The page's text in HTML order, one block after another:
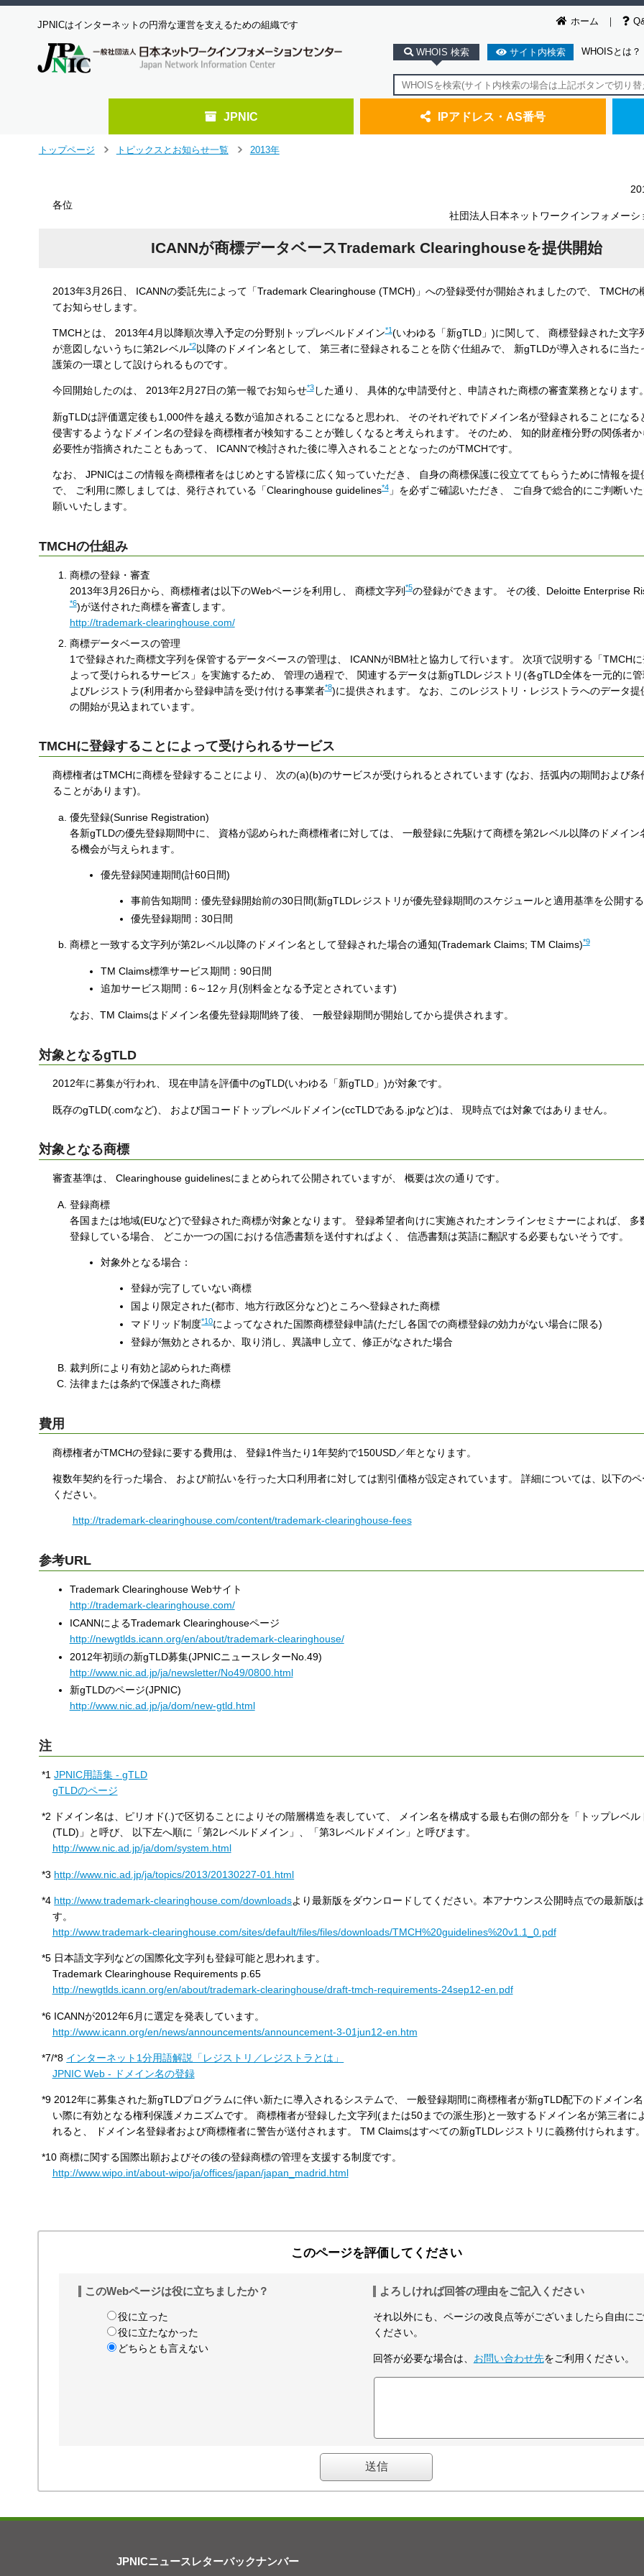
ホーム
JPNICはインターネットの円滑な運営を支えるための組織です
WHOIS 検索 サイト内検索 WHOISとは？
JPNIC IPアドレス・AS番号
トップページ
トピックスとお知らせ一覧
2013年
各位
社団法人日本ネットワークインフォメーシ
ICANNが商標データベースTrademark Clearinghouseを提供開始
2013年3月26日、 ICANNの委託先によって「Trademark Clearinghouse (TMCH)」への登録受付が開始されましたので、 TMCHの
てお知らせします。
TMCHとは、 2013年4月以降順次導入予定の分野別トップレベルドメイン*1(いわゆる「新gTLD」)に関して、 商標登録された文字
が意図しないうちに第2レベル*2以降のドメイン名として、 第三者に登録されることを防ぐ仕組みで、 新gTLDが導入されるに当た
護策の一環として設けられるものです。
今回開始したのは、 2013年2月27日の第一報でお知らせ*3した通り、 具体的な申請受付と、申請された商標の審査業務となります。
新gTLDは評価選定後も1,000件を越える数が追加されることになると思われ、 そのそれぞれでドメイン名が登録されることになる
侵害するようなドメイン名の登録を商標権者が検知することが難しくなると考えられます。 そのため、 知的財産権分野の関係者
必要性が指摘されたこともあって、 ICANNで検討された後に導入されることとなったのがTMCHです。
なお、 JPNICはこの情報を商標権者をはじめとする皆様に広く知っていただき、 自身の商標保護に役立ててもらうために情報を提
で、 ご利用に際しましては、発行されている「Clearinghouse guidelines*4」を必ずご確認いただき、 ご自身で総合的にご判断い
願いいたします。
TMCHの仕組み
商標の登録・審査
2013年3月26日から、商標権者は以下のWebページを利用し、 商標文字列*5の登録ができます。 その後、Deloitte Enterprise
*6)が送付された商標を審査します。
http://trademark-clearinghouse.com/
商標データベースの管理
1で登録された商標文字列を保管するデータベースの管理は、 ICANNがIBM社と協力して行います。 次項で説明する「TMCH
よって受けられるサービス」を実施するため、 管理の過程で、 関連するデータは新gTLDレジストリ(各gTLD全体を一元的に
よびレジストラ(利用者から登録申請を受け付ける事業者*8)に提供されます。 なお、このレジストリ・レジストラへのデータ
の開始が見込まれています。
TMCHに登録することによって受けられるサービス
商標権者はTMCHに商標を登録することにより、 次の(a)(b)のサービスが受けられるとされています (なお、括弧内の期間および条
ることがあります)。
優先登録(Sunrise Registration)
各新gTLDの優先登録期間中に、 資格が認められた商標権者に対しては、 一般登録に先駆けて商標を第2レベル以降のドメイン
る機会が与えられます。
優先登録関連期間(計60日間)
事前告知期間：優先登録開始前の30日間(新gTLDレジストリが優先登録期間のスケジュールと適用基準を公開す
優先登録期間：30日間
商標と一致する文字列が第2レベル以降のドメイン名として登録された場合の通知(Trademark Claims; TM Claims)*9
TM Claims標準サービス期間：90日間
追加サービス期間：6～12ヶ月(別料金となる予定とされています)
なお、TM Claimsはドメイン名優先登録期間終了後、 一般登録期間が開始してから提供されます。
対象となるgTLD
2012年に募集が行われ、 現在申請を評価中のgTLD(いわゆる「新gTLD」)が対象です。
既存のgTLD(.comなど)、 および国コードトップレベルドメイン(ccTLDである.jpなど)は、 現時点では対象ではありません。
対象となる商標
審査基準は、 Clearinghouse guidelinesにまとめられて公開されていますが、 概要は次の通りです。
登録商標
各国または地域(EUなど)で登録された商標が対象となります。 登録希望者向けに実施されたオンラインセミナーによれば、 多
登録している場合、 どこか一つの国における信憑書類を送付すればよく、 信憑書類は英語に翻訳する必要もないそうです。
対象外となる場合：
登録が完了していない商標
国より限定された(都市、地方行政区分など)ところへ登録された商標
マドリッド制度*10によってなされた国際商標登録申請(ただし各国での商標登録の効力がない場合に限る)
登録が無効とされるか、取り消し、異議申し立て、修正がなされた場合
裁判所により有効と認められた商標
法律または条約で保護された商標
費用
商標権者がTMCHの登録に要する費用は、 登録1件当たり1年契約で150USD／年となります。
複数年契約を行った場合、 および前払いを行った大口利用者に対しては割引価格が設定されています。 詳細については、以下の
ください。
http://trademark-clearinghouse.com/content/trademark-clearinghouse-fees
参考URL
Trademark Clearinghouse Webサイト
http://trademark-clearinghouse.com/
ICANNによるTrademark Clearinghouseページ
http://newgtlds.icann.org/en/about/trademark-clearinghouse/
2012年初頭の新gTLD募集(JPNICニュースレターNo.49)
http://www.nic.ad.jp/ja/newsletter/No49/0800.html
新gTLDのページ(JPNIC)
http://www.nic.ad.jp/ja/dom/new-gtld.html
注
*1 JPNIC用語集 - gTLD
gTLDのページ
*2 ドメイン名は、ピリオド(.)で区切ることによりその階層構造を表していて、 メイン名を構成する最も右側の部分を「トップレベル
(TLD)」と呼び、 以下左へ順に「第2レベルドメイン」、「第3レベルドメイン」と呼びます。
http://www.nic.ad.jp/ja/dom/system.html
*3 http://www.nic.ad.jp/ja/topics/2013/20130227-01.html
*4 http://www.trademark-clearinghouse.com/downloadsより最新版をダウンロードしてください。本アナウンス公開時点での最新版
す。
http://www.trademark-clearinghouse.com/sites/default/files/files/downloads/TMCH%20guidelines%20v1.1_0.pdf
*5 日本語文字列などの国際化文字列も登録可能と思われます。
Trademark Clearinghouse Requirements p.65
http://newgtlds.icann.org/en/about/trademark-clearinghouse/draft-tmch-requirements-24sep12-en.pdf
*6 ICANNが2012年6月に選定を発表しています。
http://www.icann.org/en/news/announcements/announcement-3-01jun12-en.htm
*7/*8 インターネット1分用語解説「レジストリ／レジストラとは」
JPNIC Web - ドメイン名の登録
*9 2012年に募集された新gTLDプログラムに伴い新たに導入されるシステムで、 一般登録期間に商標権者が新gTLD配下のドメイン
い際に有効となる権利保護メカニズムです。 商標権者が登録した文字列(または50までの派生形)と一致するドメイン名が第三者に
れると、 ドメイン名登録者および商標権者に警告が送付されます。 TM Claimsはすべての新gTLDレジストリに義務付けられます。
*10 商標に関する国際出願およびその後の登録商標の管理を支援する制度です。
http://www.wipo.int/about-wipo/ja/offices/japan/japan_madrid.html
このページを評価してください
このWebページは役に立ちましたか？
役に立った
役に立たなかった
どちらとも言えない
よろしければ回答の理由をご記入ください
それ以外にも、ページの改良点等がございましたら自由に
ください。
回答が必要な場合は、 お問い合わせ先をご利用ください。
JPNICニュースレターバックナンバー